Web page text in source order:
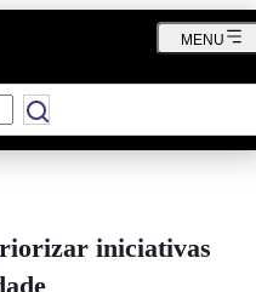
MENU
iniciativas